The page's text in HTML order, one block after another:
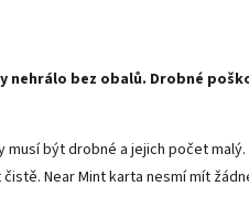
nehrálo bez obalů. Drobné
být drobné a jejich počet
Near Mint karta nesmí mít